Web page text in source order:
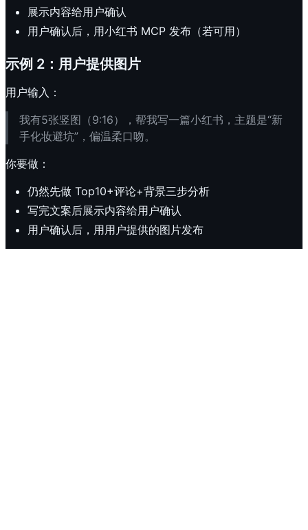
展示内容给用户确认
用户确认后，用小红书 MCP 发布（若可用）
示例 2：用户提供图片
用户输入：
我有5张竖图（9:16），帮我写一篇小红书，主题是“新
手化妆避坑”，偏温柔口吻。
你要做：
仍然先做 Top10+评论+背景三步分析
写完文案后展示内容给用户确认
用户确认后，用用户提供的图片发布